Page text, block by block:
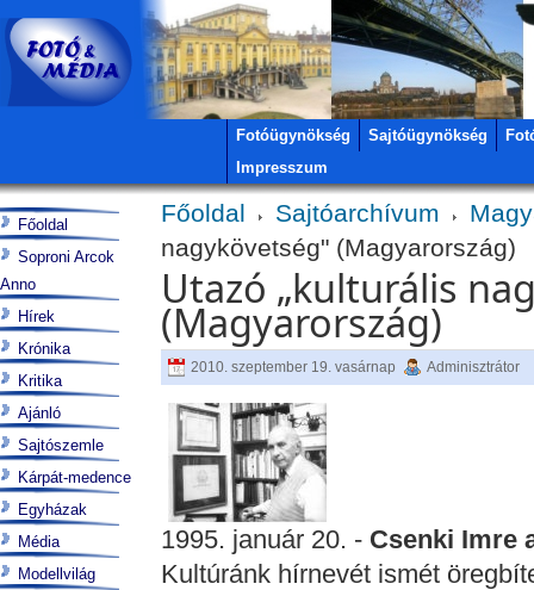
Fotóügynökség Sajtóügynökség
Impresszum
Főoldal Sajtóarchívum
nagykövetség" (Magyarország)
Utazó „kulturális
(Magyarország)
2010. szeptember 19. vasárnap Adminisztrátor
1995. január 20. - Csenki Imre
Kultúránk hírnevét ismét
Főoldal
Soproni Arcok
Anno
Hírek
Krónika
Kritika
Ajánló
Sajtószemle
Kárpát-medence
Egyházak
Média
Modellvilág